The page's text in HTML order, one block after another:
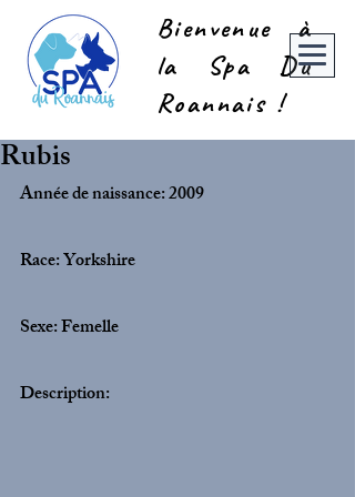
Bienvenue à
la Spa Du
Roannais !
Rubis
Année de naissance: 2009
Race: Yorkshire
Sexe: Femelle
Description: